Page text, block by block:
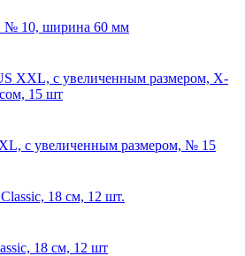
№ 10, ширина 60 мм
с увеличенным размером, № 15
18 см, 12 шт